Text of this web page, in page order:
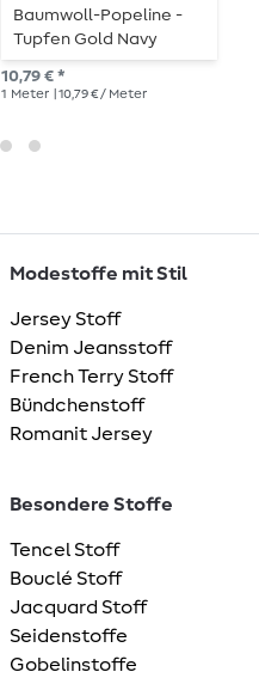
Baumwoll-Popeline -
Tupfen Gold Navy
10,79 € *
1 Meter | 10,79 € / Meter
Modestoffe mit Stil
Jersey Stoff
Denim Jeansstoff
French Terry Stoff
Bündchenstoff
Romanit Jersey
Besondere Stoffe
Tencel Stoff
Bouclé Stoff
Jacquard Stoff
Seidenstoffe
Gobelinstoffe